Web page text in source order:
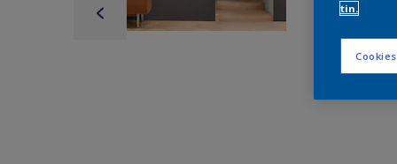
tin.